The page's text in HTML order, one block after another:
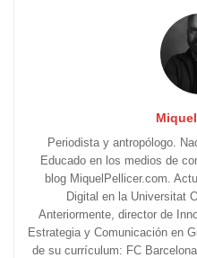
Periodista y antropólogo.
Educado en los medios de
blog MiquelPellicer.com.
Digital en la Universitat
Anteriormente, director de
Estrategia y Comunicación en
de su currículum: FC